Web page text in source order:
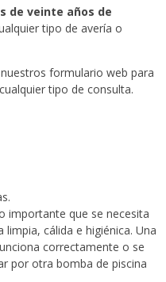
de veinte años de
tipo de avería o
formulario web para
tipo de consulta.
importante que se necesita
cálida e higiénica. Una
correctamente o se
por otra bomba de piscina